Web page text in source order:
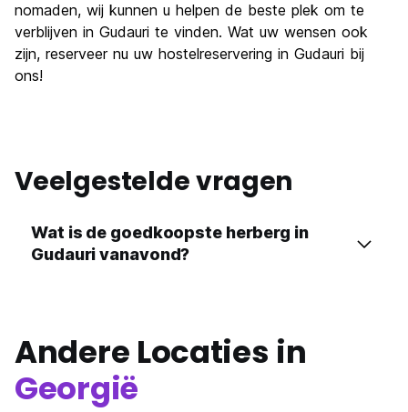
nomaden, wij kunnen u helpen de beste plek om te
verblijven in Gudauri te vinden. Wat uw wensen ook
zijn, reserveer nu uw hostelreservering in Gudauri bij
ons!
Veelgestelde vragen
Wat is de goedkoopste herberg in
Gudauri vanavond?
Andere Locaties in
Georgië